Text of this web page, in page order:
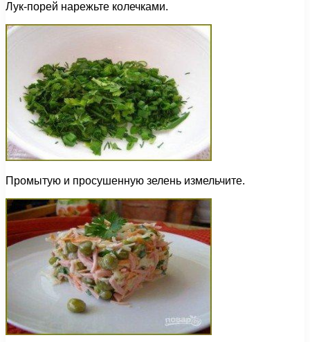
Лук-порей нарежьте колечками.
Промытую и просушенную зелень измельчите.